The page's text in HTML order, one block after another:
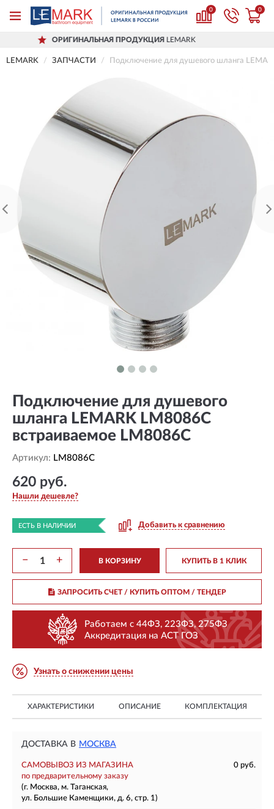
0 0
ПРОДУКЦИЯLEMARK
LEMARK ЗАПЧАСТИ Подключение для душевого шланга
Подключение для душевого
шланга LEMARK LM8086С
встраиваемое LM8086C
Артикул: LM8086C
620 руб.
Нашли дешевле?
ЕСТЬ В НАЛИЧИИ Добавить к сравнению
− + В КОРЗИНУ КУПИТЬ В 1 КЛИК
ЗАПРОСИТЬ СЧЕТ / КУПИТЬ ОПТОМ/ ТЕНДЕР
Работаем с 44ФЗ, 223ФЗ, 275ФЗ
Аккредитация на АСТ ГОЗ
Узнать о снижении цены
ХАРАКТЕРИСТИКИ ОПИСАНИЕ КОМПЛЕКТАЦИЯ
ДОСТАВКА В МОСКВА
САМОВЫВОЗ ИЗ МАГАЗИНА
0 руб.
по предварительному заказу
(г. Москва, м. Таганская,
ул. Большие Каменщики, д. 6, стр. 1)